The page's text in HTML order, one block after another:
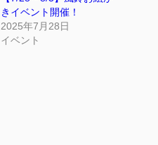
きイベント開催！
2025年7月28日
イベント